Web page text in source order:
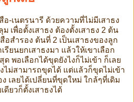
-เนตรนารี ด้วยความที่ไม่มีเสาธง
เพื่อตั้งเสาธง ต้องตั้งเสาธง 2 ต้น
อสำรอง ต้นที่ 2 เป็นเสาธงของลูก
รียนยกเสาธงมา แล้วให้เขาเลือก
พอเลือกได้ขุดยังไงก็ไม่เข้า ก็เลย
ไม่สามารถขุดได้ แต่แล้วก็ขุดไม่เข้า
เลยได้เปลี่ยนที่ขุดใหม่ ใกล้ๆที่เดิม
ยวก็ตั้งเสาธงได้